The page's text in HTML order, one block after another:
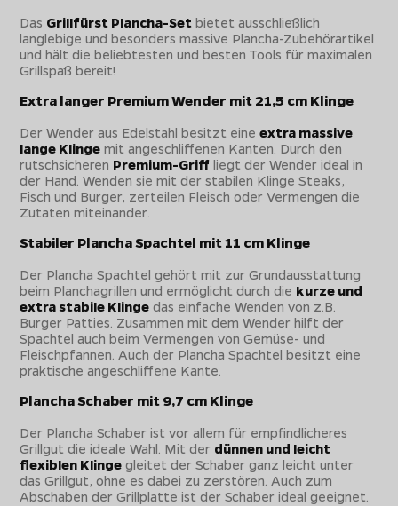
Das Grillfürst Plancha-Set bietet ausschließlich
langlebige und besonders massive Plancha-Zubehörartikel
und hält die beliebtesten und besten Tools für maximalen
Grillspaß bereit!
Extra langer Premium Wender mit 21,5 cm Klinge
Der Wender aus Edelstahl besitzt eineextra massive
lange Klinge mit angeschliffenen Kanten. Durch den
rutschsicheren Premium-Griff liegt der Wender ideal in
der Hand. Wenden sie mit der stabilen Klinge Steaks,
Fisch und Burger, zerteilen Fleisch oder Vermengen die
Zutaten miteinander.
Stabiler Plancha Spachtel mit 11 cm Klinge
Der Plancha Spachtel gehört mit zur Grundausstattung
beim Planchagrillen und ermöglicht durch die kurze und
extra stabile Klinge das einfache Wenden von z.B.
Burger Patties. Zusammen mit dem Wender hilft der
Spachtel auch beim Vermengen von Gemüse- und
Fleischpfannen. Auch der Plancha Spachtel besitzt eine
praktische angeschliffene Kante.
Plancha Schaber mit 9,7 cm Klinge
Der Plancha Schaber ist vor allem für empfindlicheres
Grillgut die ideale Wahl. Mit der dünnen und leicht
flexiblen Klinge gleitet der Schaber ganz leicht unter
das Grillgut, ohne es dabei zu zerstören. Auch zum
Abschaben der Grillplatte ist der Schaber ideal geeignet.